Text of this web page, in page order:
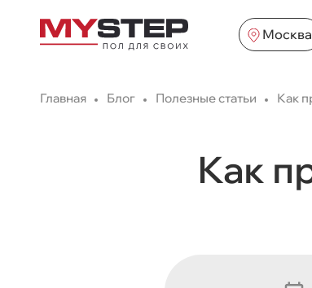
Москва
Главная Блог Полезные статьи Как
Как